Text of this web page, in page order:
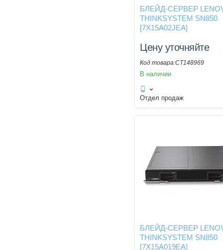
БЛЕЙД-СЕРВЕР
THINKSYSTEM SN850
[7X15A02JEA]
Цену уточняйте
CT148969
В наличии
Отдел продаж
БЛЕЙД-СЕРВЕР
THINKSYSTEM SN850
[7X15A019EA]